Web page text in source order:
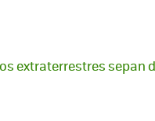
extraterrestres sepan